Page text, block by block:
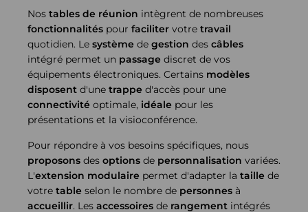
Nos tables de réunion intègrent de nombreuses
fonctionnalités pour faciliter votre travail
quotidien. Le système de gestion des câbles
intégré permet un passage discret de vos
équipements électroniques. Certains modèles
disposent d'une trappe d'accès pour une
connectivité optimale, idéale pour les
présentations et la visioconférence.
Pour répondre à vos besoins spécifiques, nous
proposons des options de personnalisation variées.
L'extension modulaire permet d'adapter la taille de
votre table selon le nombre de personnes à
accueillir. Les accessoires de rangement intégrés